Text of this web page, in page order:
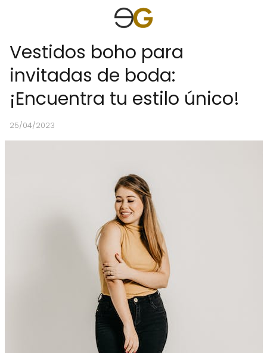
Vestidos boho para
invitadas de boda:
¡Encuentra tu estilo único!
25/04/2023